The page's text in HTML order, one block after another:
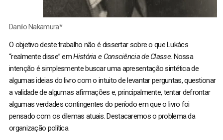
Danilo Nakamura*
O objetivo deste trabalho não é dissertar sobre o que Lukács
“realmente disse” emHistória e Consciência de Classe. Nossa
intenção é simplesmente buscar uma apresentação sintética de
algumas ideias do livro com o intuito de levantar perguntas, questionar
a validade de algumas afirmações e, principalmente, tentar defrontar
algumas verdades contingentes do período em que o livro foi
pensado com os dilemas atuais. Destacaremos o problema da
organização política.